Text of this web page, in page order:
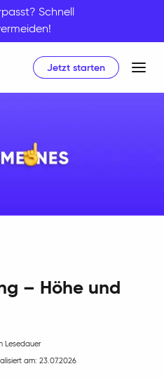
Schnell
Jetzt starten
– Höhe und
Lesedauer
am: 23.07.2026